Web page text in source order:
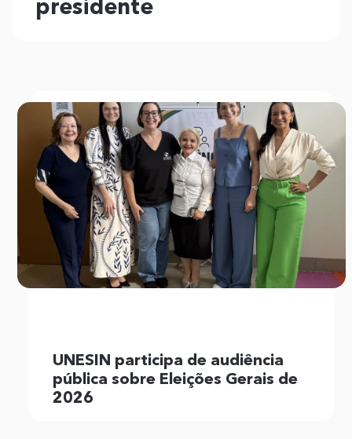
presidente
UNESIN participa de audiência
pública sobre Eleições Gerais de
2026